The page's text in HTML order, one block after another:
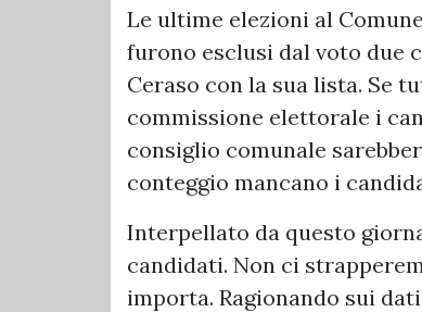
Le ultime elezioni al
furono esclusi dal voto due
Ceraso con la sua lista. Se
commissione elettorale i
consiglio comunale
conteggio mancano i
Interpellato da questo
candidati. Non ci
importa. Ragionando sui